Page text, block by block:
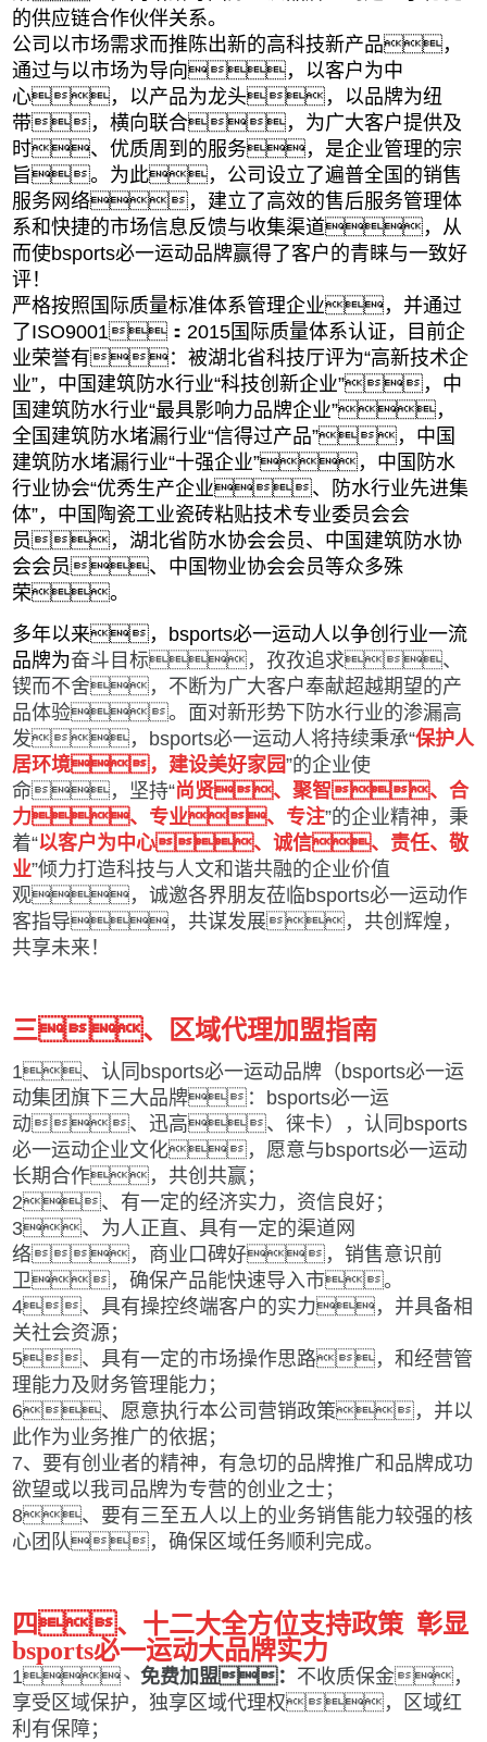
的供应链合作伙伴关系。
公司以市场需求而推陈出新的高科技新产品，
通过与以市场为导向，以客户为中
心，以产品为龙头，以品牌为纽
带，横向联合，为广大客户提供及
时、优质周到的服务，是企业管理的宗
旨。为此，公司设立了遍普全国的销售
服务网络，建立了高效的售后服务管理体
系和快捷的市场信息反馈与收集渠道，从
而使bsports必一运动品牌赢得了客户的青睐与一致好
评！
严格按照国际质量标准体系管理企业，并通过
了ISO9001：2015国际质量体系认证，目前企
业荣誉有：被湖北省科技厅评为“高新技术企
业”，中国建筑防水行业“科技创新企业”，中
国建筑防水行业“最具影响力品牌企业”，
全国建筑防水堵漏行业“信得过产品”，中国
建筑防水堵漏行业“十强企业”，中国防水
行业协会“优秀生产企业、防水行业先进集
体”，中国陶瓷工业瓷砖粘贴技术专业委员会会
员，湖北省防水协会会员、中国建筑防水协
会会员、中国物业协会会员等众多殊
荣。
多年以来，bsports必一运动人以争创行业一流
品牌为奋斗目标，孜孜追求、
锲而不舍，不断为广大客户奉献超越期望的产
品体验。面对新形势下防水行业的渗漏高
发，bsports必一运动人将持续秉承“保护人
居环境，建设美好家园”的企业使
命，坚持“尚贤、聚智、合
力、专业、专注”的企业精神，秉
着“以客户为中心、诚信、责任、敬
业”倾力打造科技与人文和谐共融的企业价值
观，诚邀各界朋友莅临bsports必一运动作
客指导，共谋发展，共创辉煌，
共享未来！
三、区域代理加盟指南
1、认同bsports必一运动品牌（bsports必一运
动集团旗下三大品牌：bsports必一运
动、迅高、徕卡），认同bsports
必一运动企业文化，愿意与bsports必一运动
长期合作，共创共赢；
2、有一定的经济实力，资信良好；
3、为人正直、具有一定的渠道网
络，商业口碑好，销售意识前
卫，确保产品能快速导入市。
4、具有操控终端客户的实力，并具备相
关社会资源；
5、具有一定的市场操作思路，和经营管
理能力及财务管理能力；
6、愿意执行本公司营销政策，并以
此作为业务推广的依据；
7、要有创业者的精神，有急切的品牌推广和品牌成功
欲望或以我司品牌为专营的创业之士；
8、要有三至五人以上的业务销售能力较强的核
心团队，确保区域任务顺利完成。
四、十二大全方位支持政策 彰显
bsports必一运动大品牌实力
1、免费加盟： 不收质保金，
享受区域保护，独享区域代理权，区域红
利有保障；